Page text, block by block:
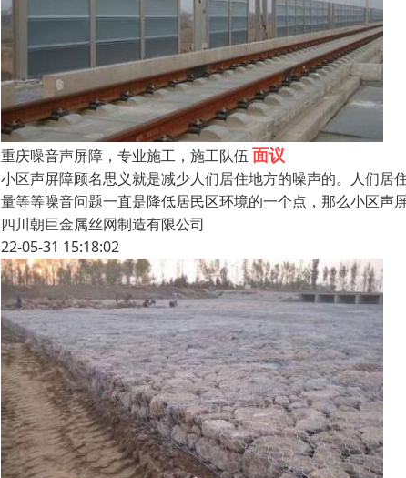
重庆噪音声屏障，专业施工，施工队伍 面议
小区声屏障顾名思义就是减少人们居住地方的噪声的。人们
量等等噪音问题一直是降低居民区环境的一个点，那么小区
四川朝巨金属丝网制造有限公司
22-05-31 15:18:02